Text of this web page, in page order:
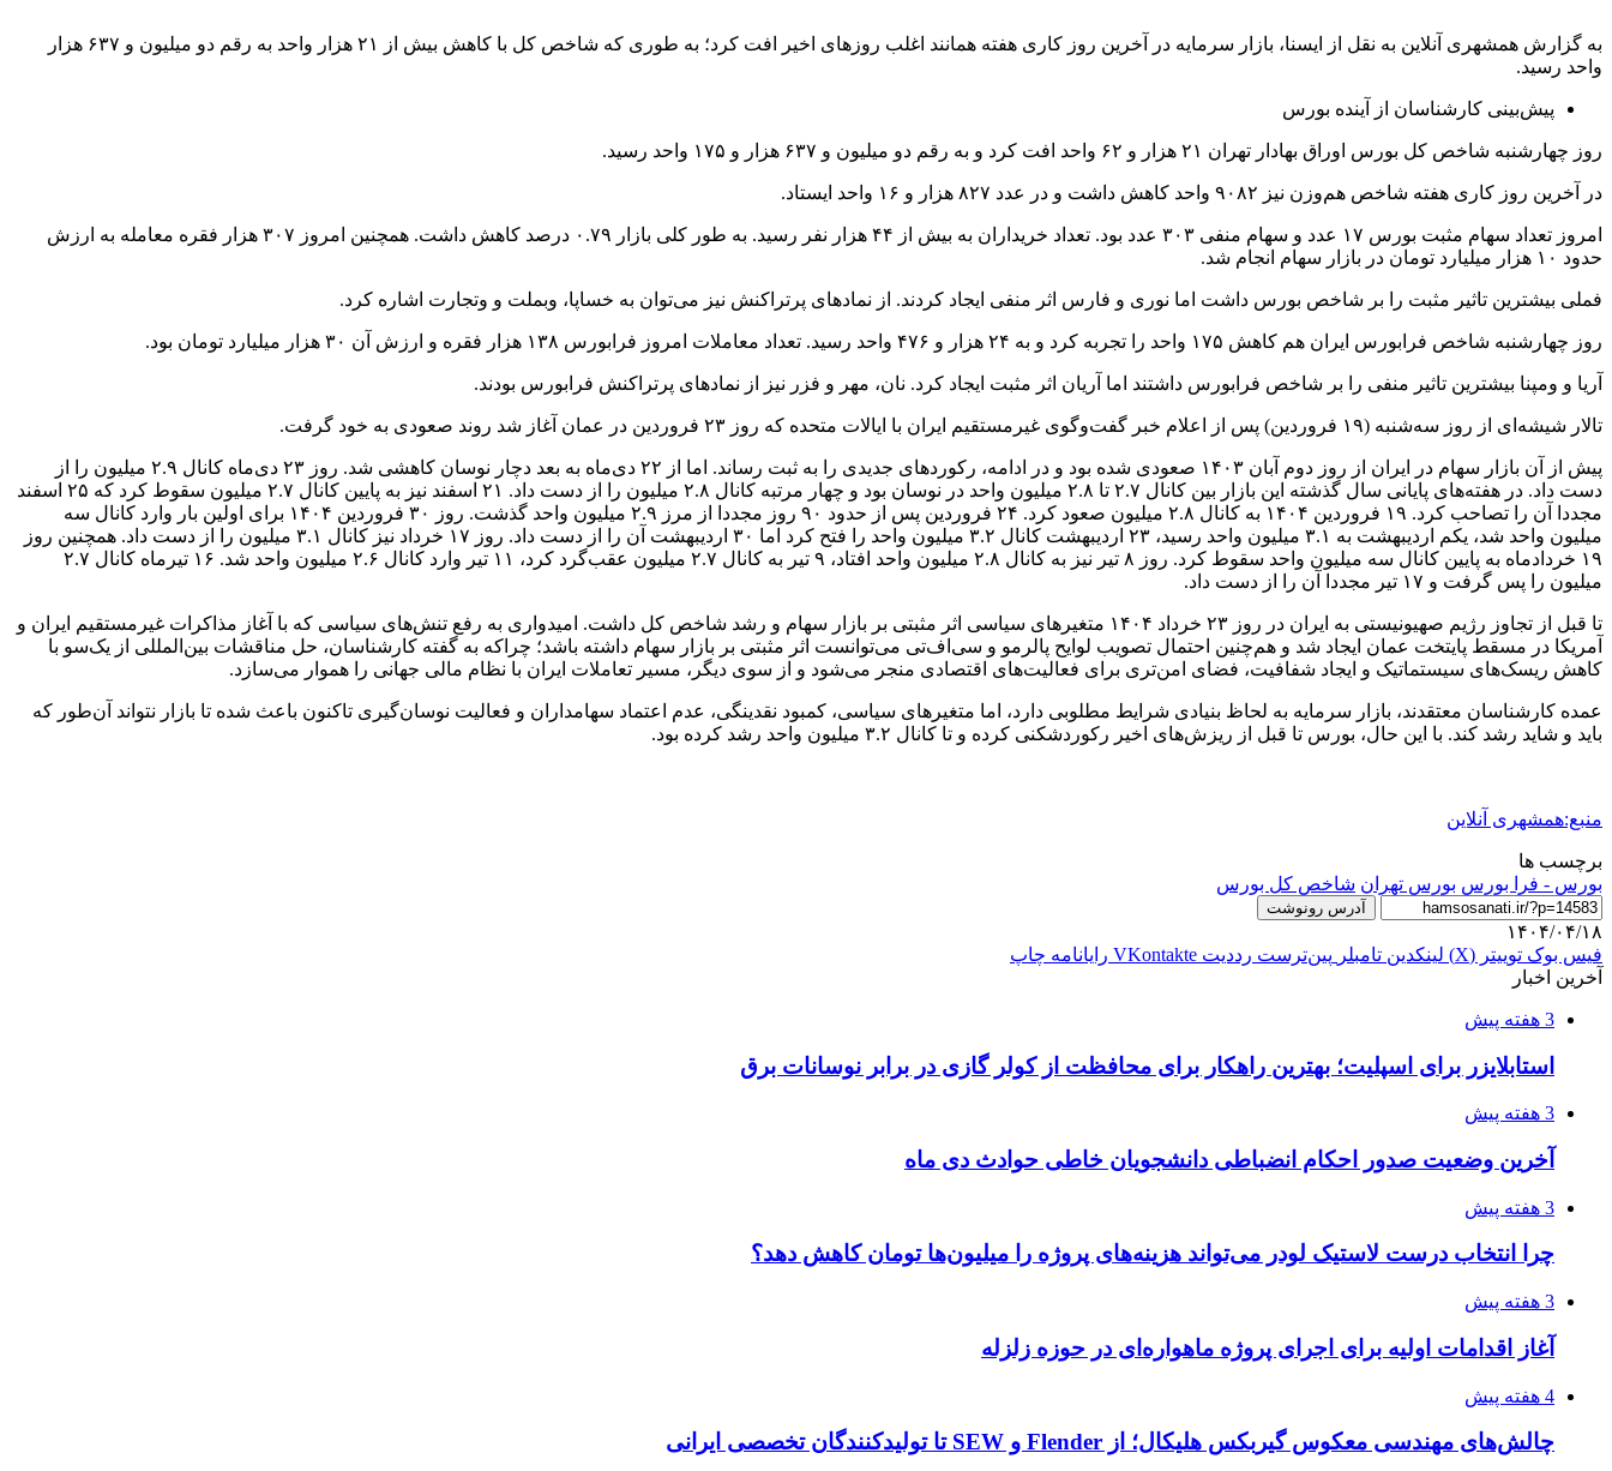
به گزارش همشهری آنلاین به نقل از ایسنا، بازار سرمایه در آخرین روز کاری هفته همانند اغلب روزهای اخیر افت کرد؛ به طوری که شاخص کل با کاهش بیش از ۲۱ هزار واحد به رقم دو میلیون و ۶۳۷ هزار
واحد رسید.
پیش‌بینی کارشناسان از آینده بورس
روز چهارشنبه شاخص کل بورس اوراق بهادار تهران ۲۱ هزار و ۶۲ واحد افت کرد و به رقم دو میلیون و ۶۳۷ هزار و ۱۷۵ واحد رسید.
در آخرین روز کاری هفته شاخص هم‌وزن نیز ۹۰۸۲ واحد کاهش داشت و در عدد ۸۲۷ هزار و ۱۶ واحد ایستاد.
امروز تعداد سهام مثبت بورس ۱۷ عدد و سهام منفی ۳۰۳ عدد بود. تعداد خریداران به بیش از ۴۴ هزار نفر رسید. به طور کلی بازار ۰.۷۹ درصد کاهش داشت. همچنین امروز ۳۰۷ هزار فقره معامله به ارزش
حدود ۱۰ هزار میلیارد تومان در بازار سهام انجام شد.
فملی بیشترین تاثیر مثبت را بر شاخص بورس داشت اما نوری و فارس اثر منفی ایجاد کردند. از نمادهای پرتراکنش نیز می‌توان به خساپا، وبملت و وتجارت اشاره کرد.
روز چهارشنبه شاخص فرابورس ایران هم کاهش ۱۷۵ واحد را تجربه کرد و به ۲۴ هزار و ۴۷۶ واحد رسید. تعداد معاملات امروز فرابورس ۱۳۸ هزار فقره و ارزش آن ۳۰ هزار میلیارد تومان بود.
آریا و ومپنا بیشترین تاثیر منفی را بر شاخص فرابورس داشتند اما آریان اثر مثبت ایجاد کرد. نان، مهر و فزر نیز از نمادهای پرتراکنش فرابورس بودند.
تالار شیشه‌ای از روز سه‌شنبه (۱۹ فروردین) پس از اعلام خبر گفت‌وگوی غیرمستقیم ایران با ایالات متحده که روز ۲۳ فروردین در عمان آغاز شد روند صعودی به خود گرفت.
پیش از آن بازار سهام در ایران از روز دوم آبان ۱۴۰۳ صعودی شده بود و در ادامه، رکوردهای جدیدی را به ثبت رساند. اما از ۲۲ دی‌ماه به بعد دچار نوسان کاهشی شد. روز ۲۳ دی‌ماه کانال ۲.۹ میلیون را از
دست داد. در هفته‌های پایانی سال گذشته این بازار بین کانال ۲.۷ تا ۲.۸ میلیون واحد در نوسان بود و چهار مرتبه کانال ۲.۸ میلیون را از دست داد. ۲۱ اسفند نیز به پایین کانال ۲.۷ میلیون سقوط کرد که ۲۵ اسفند
مجددا آن را تصاحب کرد. ۱۹ فروردین ۱۴۰۴ به کانال ۲.۸ میلیون صعود کرد. ۲۴ فروردین پس از حدود ۹۰ روز مجددا از مرز ۲.۹ میلیون واحد گذشت. روز ۳۰ فروردین ۱۴۰۴ برای اولین بار وارد کانال سه
میلیون واحد شد، یکم اردیبهشت به ۳.۱ میلیون واحد رسید، ۲۳ اردیبهشت کانال ۳.۲ میلیون واحد را فتح کرد اما ۳۰ اردیبهشت آن را از دست داد. روز ۱۷ خرداد نیز کانال ۳.۱ میلیون را از دست داد. همچنین روز
۱۹ خردادماه به پایین کانال سه میلیون واحد سقوط کرد. روز ۸ تیر نیز به کانال ۲.۸ میلیون واحد افتاد، ۹ تیر به کانال ۲.۷ میلیون عقب‌گرد کرد، ۱۱ تیر وارد کانال ۲.۶ میلیون واحد شد. ۱۶ تیرماه کانال ۲.۷
میلیون را پس گرفت و ۱۷ تیر مجددا آن را از دست داد.
تا قبل از تجاوز رژیم صهیونیستی به ایران در روز ۲۳ خرداد ۱۴۰۴ متغیرهای سیاسی اثر مثبتی بر بازار سهام و رشد شاخص کل داشت. امیدواری به رفع تنش‌های سیاسی که با آغاز مذاکرات غیرمستقیم ایران و
آمریکا در مسقط پایتخت عمان ایجاد شد و هم‌چنین احتمال تصویب لوایح پالرمو و سی‌اف‌تی می‌توانست اثر مثبتی بر بازار سهام داشته باشد؛ چراکه به گفته کارشناسان، حل مناقشات بین‌المللی از یک‌سو با
کاهش ریسک‌های سیستماتیک و ایجاد شفافیت، فضای امن‌تری برای فعالیت‌های اقتصادی منجر می‌شود و از سوی دیگر، مسیر تعاملات ایران با نظام مالی جهانی را هموار می‌سازد.
عمده کارشناسان معتقدند، بازار سرمایه به لحاظ بنیادی شرایط مطلوبی دارد، اما متغیرهای سیاسی، کمبود نقدینگی، عدم اعتماد سهامداران و فعالیت نوسان‌گیری تاکنون باعث شده تا بازار نتواند آن‌طور که
باید و شاید رشد کند. با این حال، بورس تا قبل از ریزش‌های اخیر رکوردشکنی کرده و تا کانال ۳.۲ میلیون واحد رشد کرده بود.
منبع:همشهری آنلاین
برچسب ها
بورس - فرا بورس بورس تهران شاخص کل بورس
آدرس رونوشت
۱۴۰۴/۰۴/۱۸
فیس بوک توییتر (X) لینکدین ‫تامبلر ‫پین‌ترست ‫رددیت ‫VKontakte رایانامه چاپ
آخرین اخبار
3 هفته پیش
استابلایزر برای اسپلیت؛ بهترین راهکار برای محافظت از کولر گازی در برابر نوسانات برق
3 هفته پیش
آخرین وضعیت صدور احکام انضباطی دانشجویان خاطی حوادث دی ماه
3 هفته پیش
چرا انتخاب درست لاستیک لودر می‌تواند هزینه‌های پروژه را میلیون‌ها تومان کاهش دهد؟
3 هفته پیش
آغاز اقدامات اولیه برای اجرای پروژه ماهواره‌ای در حوزه زلزله
4 هفته پیش
چالش‌های مهندسی معکوس گیربکس هلیکال؛ از Flender و SEW تا تولیدکنندگان تخصصی ایرانی